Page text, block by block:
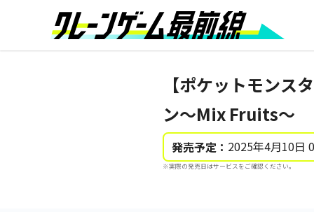
【ポケットモンス
ン～Mix Fruits～
発売予定： 2025年4月10日
※実際の発売日はサービスをご確認ください。